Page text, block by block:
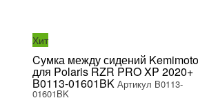
Хит
Cумка между сидений Kemimoto
для Polaris RZR PRO XP 2020+
B0113-01601BK Артикул B0113-
01601BK